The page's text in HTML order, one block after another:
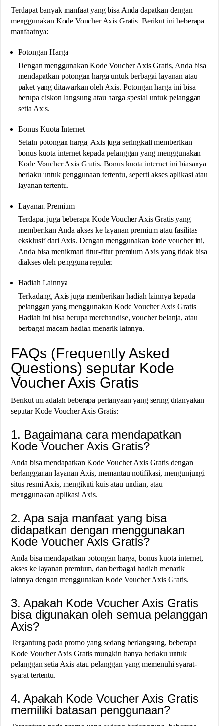
Terdapat banyak manfaat yang bisa Anda dapatkan dengan
menggunakan Kode Voucher Axis Gratis. Berikut ini beberapa
manfaatnya:
Potongan Harga
Dengan menggunakan Kode Voucher Axis Gratis, Anda bisa
mendapatkan potongan harga untuk berbagai layanan atau
paket yang ditawarkan oleh Axis. Potongan harga ini bisa
berupa diskon langsung atau harga spesial untuk pelanggan
setia Axis.
Bonus Kuota Internet
Selain potongan harga, Axis juga seringkali memberikan
bonus kuota internet kepada pelanggan yang menggunakan
Kode Voucher Axis Gratis. Bonus kuota internet ini biasanya
berlaku untuk penggunaan tertentu, seperti akses aplikasi atau
layanan tertentu.
Layanan Premium
Terdapat juga beberapa Kode Voucher Axis Gratis yang
memberikan Anda akses ke layanan premium atau fasilitas
eksklusif dari Axis. Dengan menggunakan kode voucher ini,
Anda bisa menikmati fitur-fitur premium Axis yang tidak bisa
diakses oleh pengguna reguler.
Hadiah Lainnya
Terkadang, Axis juga memberikan hadiah lainnya kepada
pelanggan yang menggunakan Kode Voucher Axis Gratis.
Hadiah ini bisa berupa merchandise, voucher belanja, atau
berbagai macam hadiah menarik lainnya.
FAQs (Frequently Asked
Questions) seputar Kode
Voucher Axis Gratis
Berikut ini adalah beberapa pertanyaan yang sering ditanyakan
seputar Kode Voucher Axis Gratis:
1. Bagaimana cara mendapatkan
Kode Voucher Axis Gratis?
Anda bisa mendapatkan Kode Voucher Axis Gratis dengan
berlangganan layanan Axis, memantau notifikasi, mengunjungi
situs resmi Axis, mengikuti kuis atau undian, atau
menggunakan aplikasi Axis.
2. Apa saja manfaat yang bisa
didapatkan dengan menggunakan
Kode Voucher Axis Gratis?
Anda bisa mendapatkan potongan harga, bonus kuota internet,
akses ke layanan premium, dan berbagai hadiah menarik
lainnya dengan menggunakan Kode Voucher Axis Gratis.
3. Apakah Kode Voucher Axis Gratis
bisa digunakan oleh semua pelanggan
Axis?
Tergantung pada promo yang sedang berlangsung, beberapa
Kode Voucher Axis Gratis mungkin hanya berlaku untuk
pelanggan setia Axis atau pelanggan yang memenuhi syarat-
syarat tertentu.
4. Apakah Kode Voucher Axis Gratis
memiliki batasan penggunaan?